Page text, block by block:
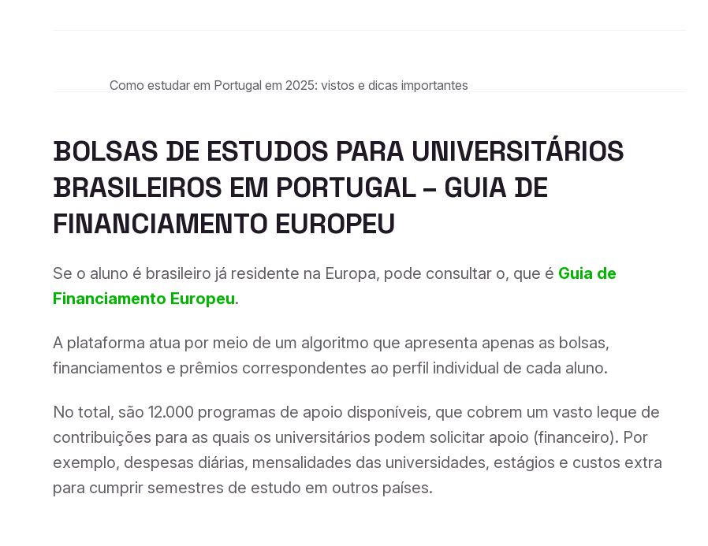
Como estudar em Portugal em 2025: vistos e dicas importantes
BOLSAS DE ESTUDOS PARA UNIVERSITÁRIOS
BRASILEIROS EM PORTUGAL – GUIA DE
FINANCIAMENTO EUROPEU
Se o aluno é brasileiro já residente na Europa, pode consultar o, que é Guia de
Financiamento Europeu.
A plataforma atua por meio de um algoritmo que apresenta apenas as bolsas,
financiamentos e prêmios correspondentes ao perfil individual de cada aluno.
No total, são 12.000 programas de apoio disponíveis, que cobrem um vasto leque de
contribuições para as quais os universitários podem solicitar apoio (financeiro). Por
exemplo, despesas diárias, mensalidades das universidades, estágios e custos extra
para cumprir semestres de estudo em outros países.